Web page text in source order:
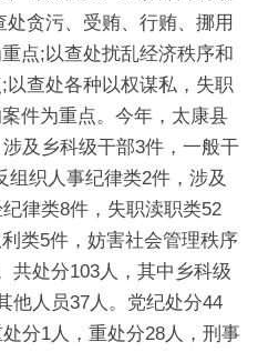
贪污、受贿、行贿、挪用
点;以查处扰乱经济秩序和
查处各种以权谋私，失职
件为重点。今年，太康县
及乡科级干部3件，一般干
组织人事纪律类2件，涉及
律类8件，失职渎职类52
类5件，妨害社会管理秩序
共处分103人，其中乡科级
他人员37人。党纪处分44
分1人，重处分28人，刑事